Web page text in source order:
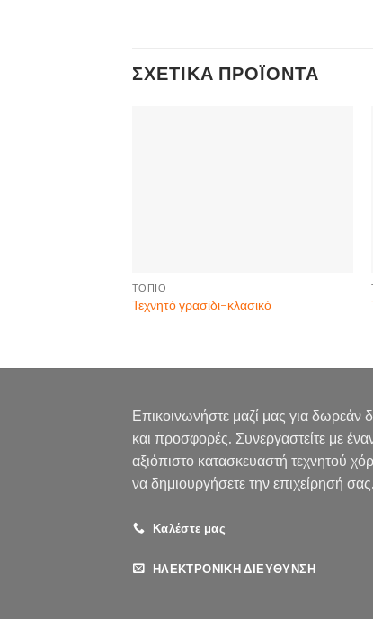
ΣΧΕΤΙΚΆ ΠΡΟΪΌΝΤΑ
ΤΟΠΊΟ
Τεχνητό γρασίδι-κλασικό
Επικοινωνήστε μαζί μας για δωρεάν
και προσφορές. Συνεργαστείτε με
αξιόπιστο κατασκευαστή τεχνητού
να δημιουργήσετε την επιχείρησή σας.
Καλέστε μας
ΗΛΕΚΤΡΟΝΙΚΗ ΔΙΕΥΘΥΝΣΗ